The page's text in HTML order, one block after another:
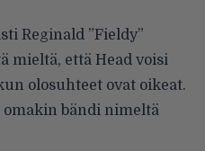
Reginald ”Fieldy”
mieltä, että Head voisi
olosuhteet ovat oikeat.
bändi nimeltä